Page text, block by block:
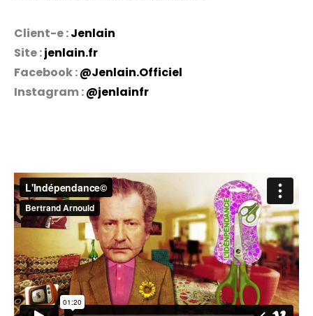
Client-e :Jenlain
Site :jenlain.fr
Facebook :@Jenlain.Officiel
Instagram :@jenlainfr